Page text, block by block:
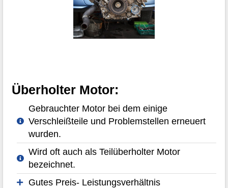
Überholter Motor:
Gebrauchter Motor bei dem einige
Verschleißteile und Problemstellen erneuert
wurden.
Wird oft auch als Teilüberholter Motor
bezeichnet.
Gutes Preis- Leistungsverhältnis